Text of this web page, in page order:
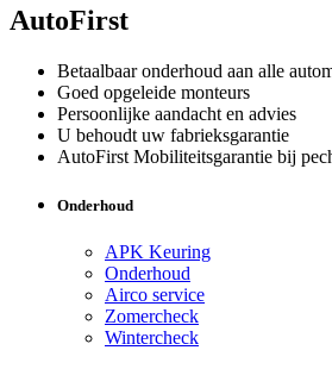
AutoFirst
Betaalbaar onderhoud aan alle
Goed opgeleide monteurs
Persoonlijke aandacht en advies
U behoudt uw fabrieksgarantie
AutoFirst Mobiliteitsgarantie bij
Onderhoud
APK Keuring
Onderhoud
Airco service
Zomercheck
Wintercheck